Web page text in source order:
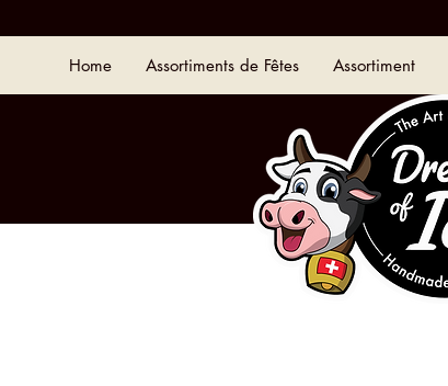
Home Assortiments de Fêtes Assortiment